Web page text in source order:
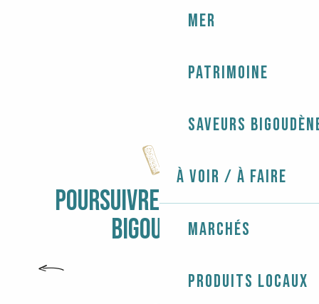
Mer
Patrimoine
Saveurs
À voir / À faire
Marchés
Produits locaux
POURSUIVRE L'AVENTURE
BIGOUDÈNE
ACTIVITÉS NAUTIQUES ET CROISIÈRES